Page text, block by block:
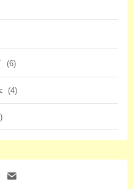
(6)
(4)